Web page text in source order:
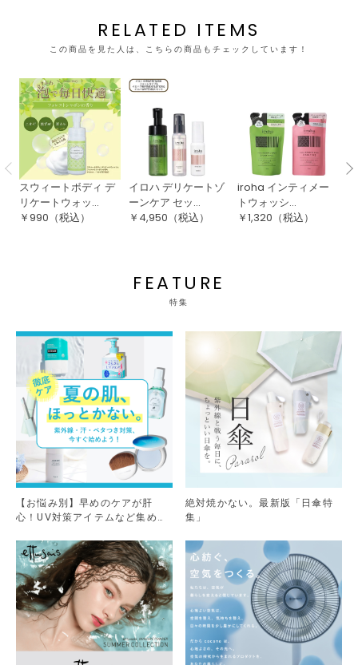
RELATED ITEMS
この商品を見た人は、こちらの商品もチェックしています！
スウィートボディ デ
リケートウォッ...
￥990 （税込）
イロハ デリケートゾ
ーンケア セッ...
￥ 4,950 （税込）
iroha インティメー
トウォッシ...
￥1,320 （税込）
FEATURE
特集
【お悩み別】早めのケアが肝
心！UV対策アイテムなど集めま
絶対焼かない。最新版「日傘特
集」